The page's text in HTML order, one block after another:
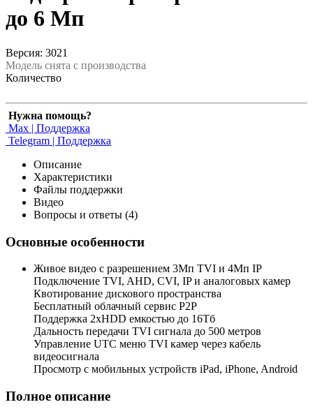
до 6 Мп
Версия: 3021
Модель снята с производства
Количество
Нужна помощь?
Max | Поддержка
Telegram | Поддержка
Описание
Характеристики
Файлы поддержки
Видео
Вопросы и ответы (4)
Основные особенности
Живое видео с разрешением 3Мп TVI и 4Мп IP
Подключение TVI, AHD, CVI, IP и аналоговых камер
Квотирование дискового пространства
Бесплатный облачный сервис Р2Р
Поддержка 2xHDD емкостью до 16Тб
Дальность передачи TVI сигнала до 500 метров
Управление UTC меню TVI камер через кабель
видеосигнала
Просмотр с мобильных устройств iPad, iPhone, Android
Полное описание